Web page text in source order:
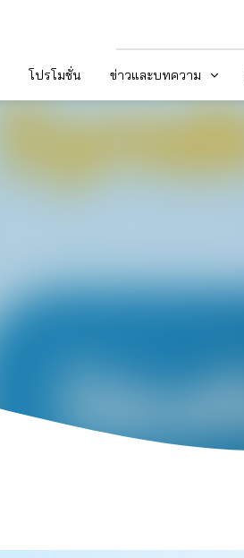
โปรโมชั่น ข่าวและบทความ